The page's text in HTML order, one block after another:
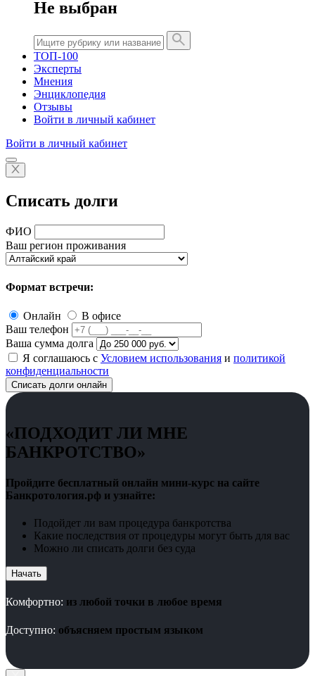
Не выбран
ТОП-100
Эксперты
Мнения
Энциклопедия
Отзывы
Войти в личный кабинет
Войти в личный кабинет
Списать долги
ФИО
Ваш регион проживания
Формат встречи:
Онлайн
В офисе
Ваш телефон
Ваша сумма долга
Я соглашаюсь с Условием использования и политикой
конфиденциальности
Списать долги онлайн
«ПОДХОДИТ ЛИ МНЕ
БАНКРОТСТВО»
Пройдите бесплатный онлайн мини-курс на сайте
Банкротология.рф и узнайте:
Подойдет ли вам процедура банкротства
Какие последствия от процедуры могут быть для вас
Можно ли списать долги без суда
Начать
Комфортно: из любой точки в любое время
Доступно: объясняем простым языком